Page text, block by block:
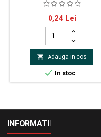
Siguranta fuzibila 6x30mm 3A
Pret
0,24 Lei
 Adauga in cos
 In stoc
INFORMATII